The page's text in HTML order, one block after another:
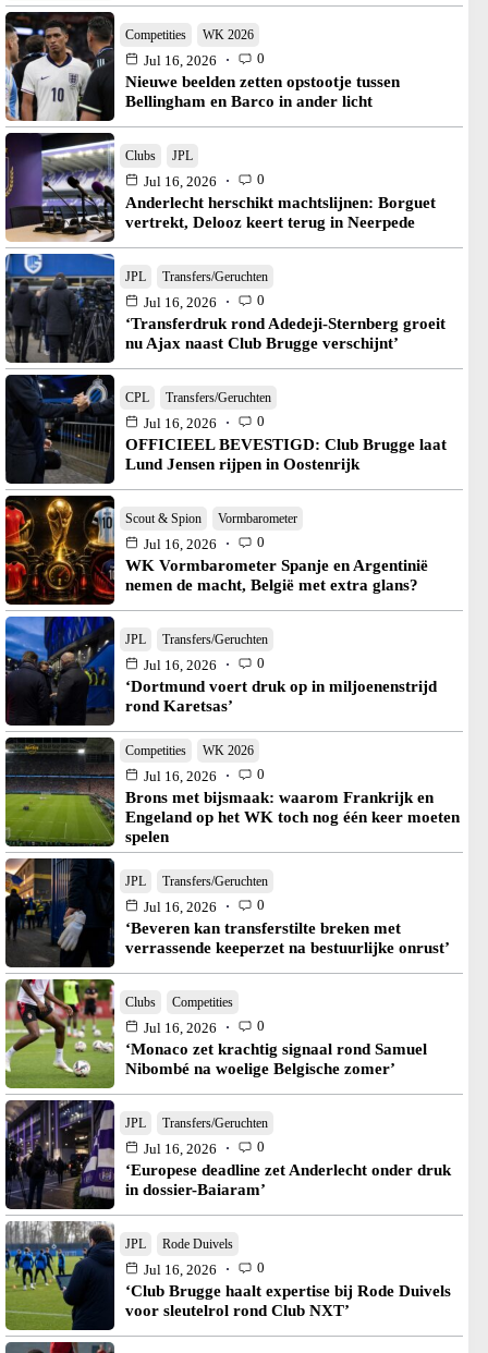
Competities WK 2026
Jul 16, 2026 0
Nieuwe beelden zetten opstootje tussen
Bellingham en Barco in ander licht
Clubs JPL
Jul 16, 2026 0
Anderlecht herschikt machtslijnen: Borguet
vertrekt, Delooz keert terug in Neerpede
JPL Transfers/Geruchten
Jul 16, 2026 0
‘Transferdruk rond Adedeji-Sternberg groeit
nu Ajax naast Club Brugge verschijnt’
CPL Transfers/Geruchten
Jul 16, 2026 0
OFFICIEEL BEVESTIGD: Club Brugge laat
Lund Jensen rijpen in Oostenrijk
Scout & Spion Vormbarometer
Jul 16, 2026 0
WK Vormbarometer Spanje en Argentinië
nemen de macht, België met extra glans?
JPL Transfers/Geruchten
Jul 16, 2026 0
‘Dortmund voert druk op in miljoenenstrijd
rond Karetsas’
Competities WK 2026
Jul 16, 2026 0
Brons met bijsmaak: waarom Frankrijk en
Engeland op het WK toch nog één keer moeten
spelen
JPL Transfers/Geruchten
Jul 16, 2026 0
‘Beveren kan transferstilte breken met
verrassende keeperzet na bestuurlijke onrust’
Clubs Competities
Jul 16, 2026 0
‘Monaco zet krachtig signaal rond Samuel
Nibombé na woelige Belgische zomer’
JPL Transfers/Geruchten
Jul 16, 2026 0
‘Europese deadline zet Anderlecht onder druk
in dossier-Baiaram’
JPL Rode Duivels
Jul 16, 2026 0
‘Club Brugge haalt expertise bij Rode Duivels
voor sleutelrol rond Club NXT’